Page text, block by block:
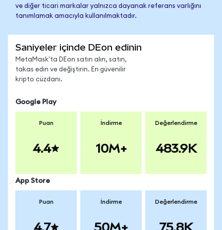
ve diğer ticari markalar yalnızca dayanak referans varlığını
tanımlamak amacıyla kullanılmaktadır.
Saniyeler içinde DEon edinin
MetaMask'ta DEon satın alın, satın,
takas edin ve değiştirin. En güvenilir
kripto cüzdanı.
Google Play
Puan
4.4
İndirme
10M+
Değerlendirme
483.9K
App Store
Puan
4.7
İndirme
50M+
Değerlendirme
75.8K